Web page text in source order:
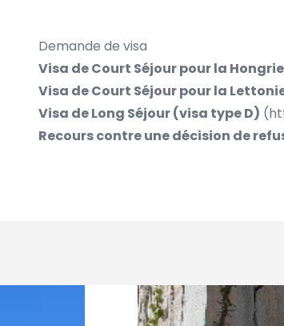
Demande de visa
Visa de Court Séjour pour la Hongrie
Visa de Court Séjour pour la
Visa de Long Séjour (visa type D) (
Recours contre une décision de